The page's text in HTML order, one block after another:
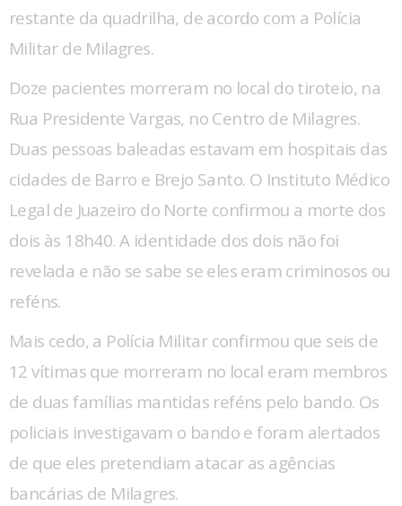
restante da quadrilha, de acordo com a Polícia
Militar de Milagres.
Doze pacientes morreram no local do tiroteio, na
Rua Presidente Vargas, no Centro de Milagres.
Duas pessoas baleadas estavam em hospitais das
cidades de Barro e Brejo Santo. O Instituto Médico
Legal de Juazeiro do Norte confirmou a morte dos
dois às 18h40. A identidade dos dois não foi
revelada e não se sabe se eles eram criminosos ou
reféns.
Mais cedo, a Polícia Militar confirmou que seis de
12 vítimas que morreram no local eram membros
de duas famílias mantidas reféns pelo bando. Os
policiais investigavam o bando e foram alertados
de que eles pretendiam atacar as agências
bancárias de Milagres.